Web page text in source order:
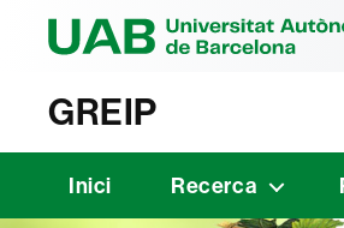
GREIP
Inici Recerca